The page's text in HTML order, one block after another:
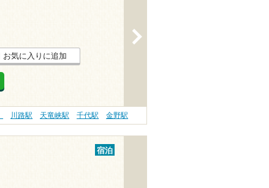
お気に入りに追加
川路駅 天竜峡駅 千代駅 金野駅
宿泊